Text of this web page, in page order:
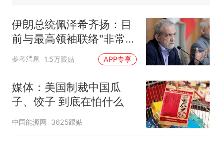
因老师一句“跟我回家”改写了
人生
费大厨“全国小炒肉大王”称
号，仅凭视频评出？中国烹饪
协会回应
男子上山采菌偶然发现鸡枞菌
140多朵
美国渔民钓获鲨鱼徒手将其拽
回大海 目击者直呼震惊 （视频
来源：参考消息）
笔试第一被第二名传话劝弃考
官方通报
伊朗总统佩泽希齐扬：目
前与最高领袖联络"非常困
难"
参考消息 1.5万跟贴 APP专享
媒体：美国制裁中国瓜
子、饺子 到底在怕什么
中国能源网 3625跟贴